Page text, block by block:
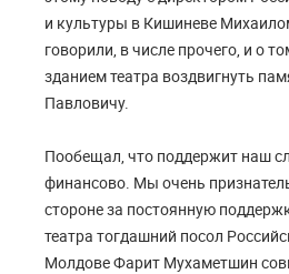
и культуры в Кишиневе
говорили, в числе прочего, и о
зданием театра воздвигнуть
Павловичу.
Пообещал, что поддержит наш
финансово. Мы очень
стороне за постоянную
театра тогдашний посол
Молдове Фарит Мухаметшин